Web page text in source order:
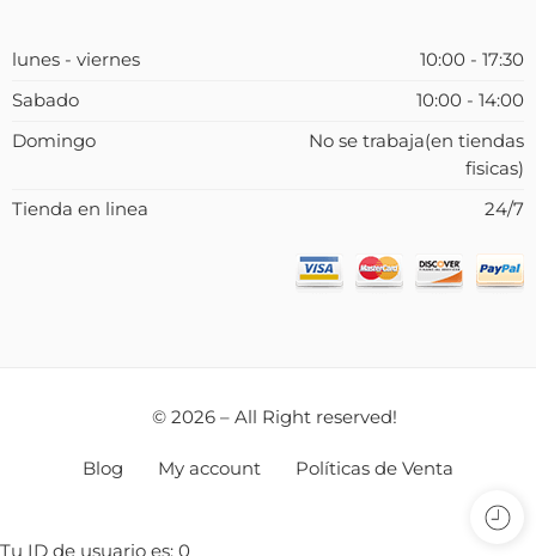
lunes - viernes
10:00 - 17:30
Sabado
10:00 - 14:00
Domingo
No se trabaja(en tiendas
fisicas)
Tienda en linea
24/7
© 2026 – All Right reserved!
Blog My account Políticas de Venta
Tu ID de usuario es: 0